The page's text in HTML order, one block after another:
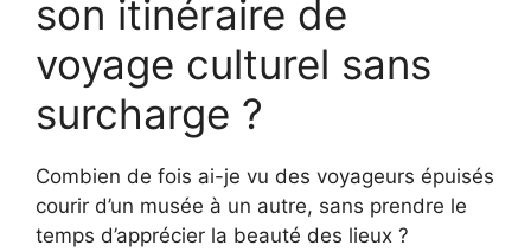
son itinéraire de
voyage culturel sans
surcharge ?
Combien de fois ai-je vu des voyageurs épuisés
courir d’un musée à un autre, sans prendre le
temps d’apprécier la beauté des lieux ?